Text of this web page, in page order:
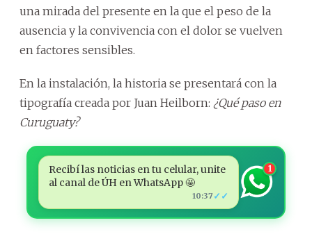
una mirada del presente en la que el peso de la
ausencia y la convivencia con el dolor se vuelven
en factores sensibles.
En la instalación, la historia se presentará con la
tipografía creada por Juan Heilborn: ¿Qué paso en
Curuguaty?
Recibí las noticias en tu celular, unite
al canal de ÚH en WhatsApp 🤩
10:37 ✓✓
1